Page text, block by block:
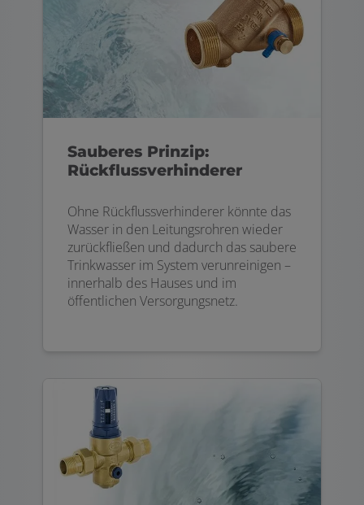
Sauberes Prinzip:
Rückflussverhinderer
Ohne Rückflussverhinderer könnte das
Wasser in den Leitungsrohren wieder
zurückfließen und dadurch das saubere
Trinkwasser im System verunreinigen –
innerhalb des Hauses und im
öffentlichen Versorgungsnetz.